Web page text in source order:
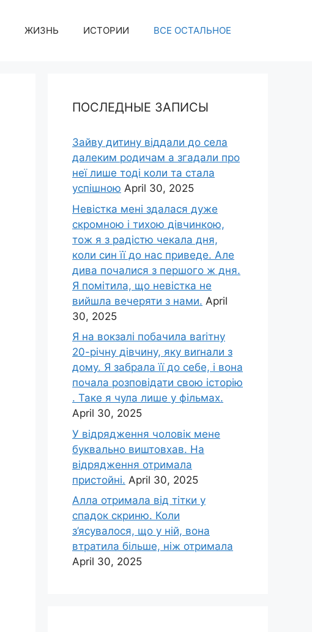
ЖИЗНЬ ИСТОРИИ ВСЕ ОСТАЛЬНОЕ
ПОСЛЕДНЫЕ ЗАПИСЫ
Зайву дитину віддали до села
далеким родичам а згадали про
неї лише тоді коли та стала
успішною April 30, 2025
Невістка мені здалася дуже
скромною і тихою дівчинкою,
тож я з радістю чекала дня,
коли син її до нас приведе. Але
дива почалися з першого ж дня.
Я помітила, що невістка не
вийшла вечеряти з нами. April
30, 2025
Я на вокзалі побачила ваrітну
20-річну дівчину, яку виrнали з
дому. Я забрала її до себе, і вона
почала розповідати свою історію
. Таке я чула лише у фільмах.
April 30, 2025
У відрядження чоловік мене
буквально виштовхав. На
відрядження отримала
пристойні. April 30, 2025
Алла отримала від тітки у
спадок скриню. Коли
з’ясувалося, що у ній, вона
втратила більше, ніж отримала
April 30, 2025